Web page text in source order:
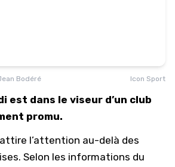
Bodéré Icon Sport
est dans le viseur d’un club
promu.
l’attention au-delà des
Selon les informations du